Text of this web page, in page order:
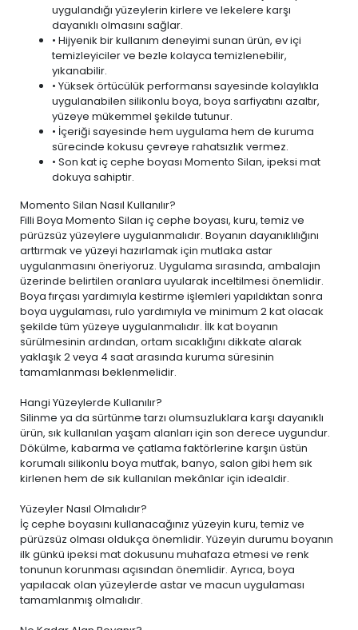
uygulandığı yüzeylerin kirlere ve lekelere karşı
dayanıklı olmasını sağlar.
• Hijyenik bir kullanım deneyimi sunan ürün, ev içi
temizleyiciler ve bezle kolayca temizlenebilir,
yıkanabilir.
• Yüksek örtücülük performansı sayesinde kolaylıkla
uygulanabilen silikonlu boya, boya sarfiyatını azaltır,
yüzeye mükemmel şekilde tutunur.
• İçeriği sayesinde hem uygulama hem de kuruma
sürecinde kokusu çevreye rahatsızlık vermez.
• Son kat iç cephe boyası Momento Silan, ipeksi mat
dokuya sahiptir.
Momento Silan Nasıl Kullanılır?
Filli Boya Momento Silan iç cephe boyası, kuru, temiz ve
pürüzsüz yüzeylere uygulanmalıdır. Boyanın dayanıklılığını
arttırmak ve yüzeyi hazırlamak için mutlaka astar
uygulanmasını öneriyoruz. Uygulama sırasında, ambalajın
üzerinde belirtilen oranlara uyularak inceltilmesi önemlidir.
Boya fırçası yardımıyla kestirme işlemleri yapıldıktan sonra
boya uygulaması, rulo yardımıyla ve minimum 2 kat olacak
şekilde tüm yüzeye uygulanmalıdır. İlk kat boyanın
sürülmesinin ardından, ortam sıcaklığını dikkate alarak
yaklaşık 2 veya 4 saat arasında kuruma süresinin
tamamlanması beklenmelidir.
Hangi Yüzeylerde Kullanılır?
Silinme ya da sürtünme tarzı olumsuzluklara karşı dayanıklı
ürün, sık kullanılan yaşam alanları için son derece uygundur.
Dökülme, kabarma ve çatlama faktörlerine karşın üstün
korumalı silikonlu boya mutfak, banyo, salon gibi hem sık
kirlenen hem de sık kullanılan mekânlar için idealdir.
Yüzeyler Nasıl Olmalıdır?
İç cephe boyasını kullanacağınız yüzeyin kuru, temiz ve
pürüzsüz olması oldukça önemlidir. Yüzeyin durumu boyanın
ilk günkü ipeksi mat dokusunu muhafaza etmesi ve renk
tonunun korunması açısından önemlidir. Ayrıca, boya
yapılacak olan yüzeylerde astar ve macun uygulaması
tamamlanmış olmalıdır.